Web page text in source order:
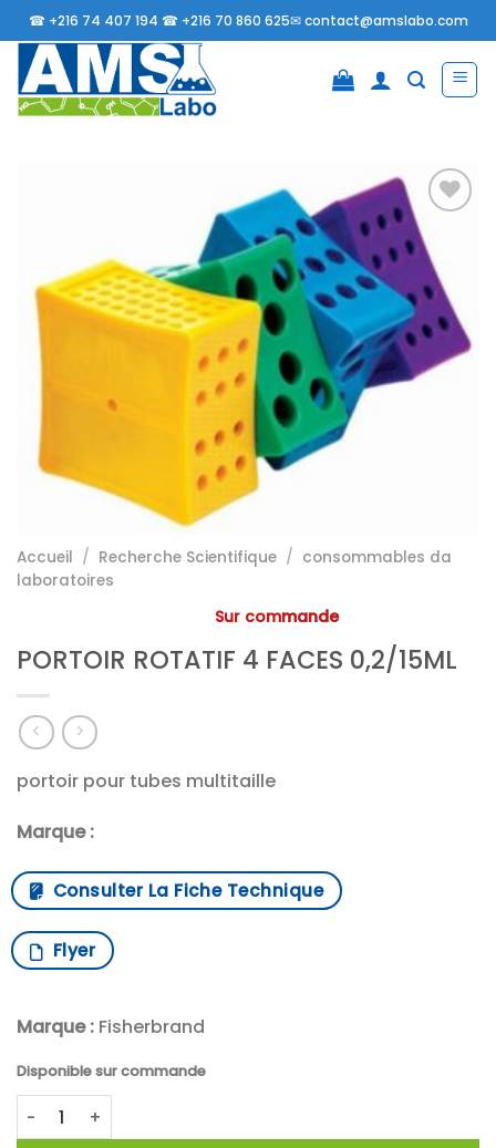
Passer
au
contenu
☎ +216 74 407 194 ☎ +216 70 860 625✉contact@amslabo.com
Ajouter
à la
liste
d’envies
Accueil / Recherche Scientifique / consommables da
laboratoires
Sur commande
PORTOIR ROTATIF 4 FACES 0,2/15ML
portoir pour tubes multitaille
Marque :
Consulter La Fiche Technique
Flyer
Marque : Fisherbrand
Disponible sur commande
quantité de PORTOIR ROTATIF 4 FACES 0,2/15ML